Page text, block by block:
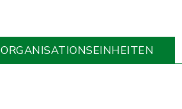
ORGANISATIONS­EINHEITEN